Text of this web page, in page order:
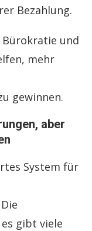
Bezahlung.
Bürokratie und
mehr
gewinnen.
aber
System für
gibt viele